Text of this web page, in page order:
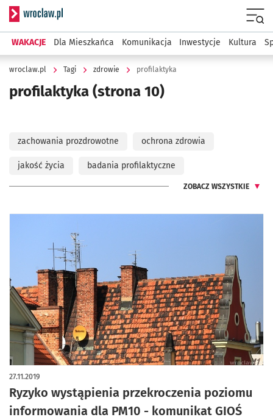
Serwis informacyjny wroclaw.pl
WAKACJE Dla Mieszkańca Komunikacja Inwestycje Kultura
wroclaw.pl Tagi zdrowie profilaktyka
profilaktyka (strona 10)
zachowania prozdrowotne ochrona zdrowia
jakość życia badania profilaktyczne
ZOBACZ WSZYSTKIE
Ryzyko wystąpienia przekroczenia poziomu
informowania dla PM10 - komunikat GIOŚ
27.11.2019